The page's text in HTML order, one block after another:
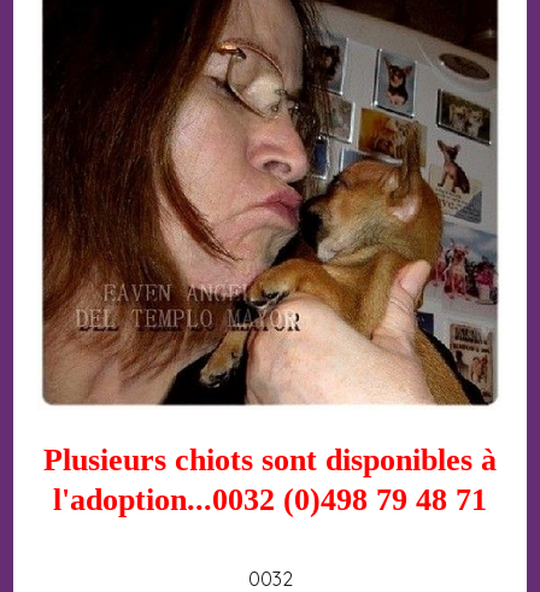
Plusieurs chiots sont disponibles à
l'adoption...0032 (0)498 79 48 71
0032